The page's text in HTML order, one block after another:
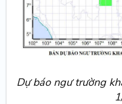
Dự báo ngư trường